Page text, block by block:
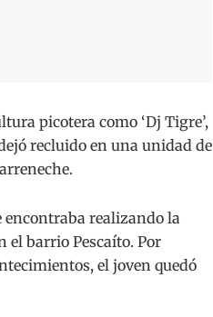
picotera como ‘Dj Tigre’,
recluido en una unidad de
encontraba realizando la
el barrio Pescaíto. Por
el joven quedó